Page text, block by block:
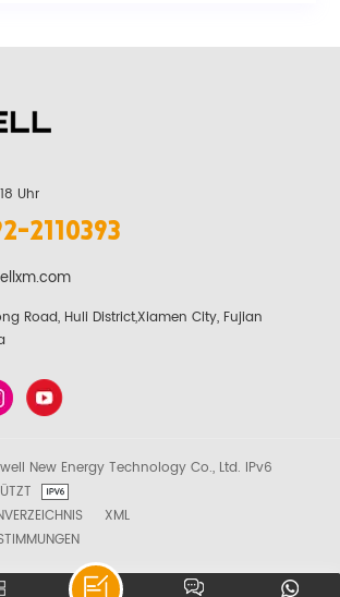
Uhr
2110393
Road, Huli District,Xiamen City, Fujian
New Energy Technology Co., Ltd. IPv6
XML